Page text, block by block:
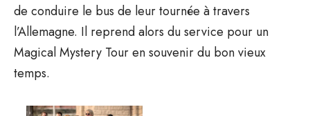
de conduire le bus de leur tournée à travers
l’Allemagne. Il reprend alors du service pour un
Magical Mystery Tour en souvenir du bon vieux
temps.